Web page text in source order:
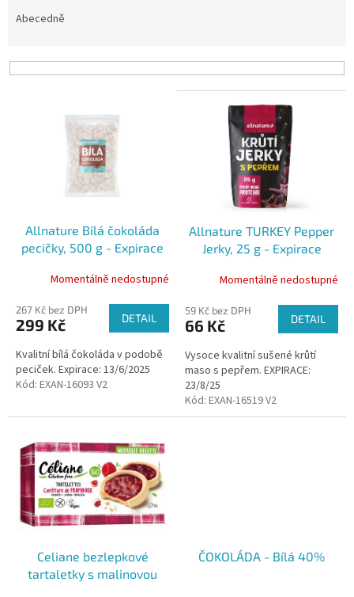
p
Abecedně
Allnature Bílá čokoláda
pecičky, 500 g - Expirace
Momentálně nedostupné
267 Kč bez DPH
299 Kč DETAIL
Kvalitní bílá čokoláda v podobě
peciček. Expirace: 13/6/2025
Kód: EXAN-16093 V2
Allnature TURKEY Pepper
Jerky, 25 g - Expirace
Momentálně nedostupné
59 Kč bez DPH
66 Kč DETAIL
Vysoce kvalitní sušené krůtí
maso s pepřem. EXPIRACE:
23/8/25
Kód: EXAN-16519 V2
Celiane bezlepkové
tartaletky s malinovou
ČOKOLÁDA - Bílá 40%